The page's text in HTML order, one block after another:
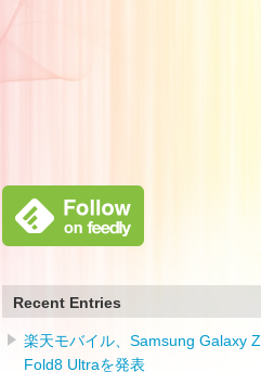
Recent Entries
楽天モバイル、Samsung Galaxy Z
Fold8 Ultraを発表